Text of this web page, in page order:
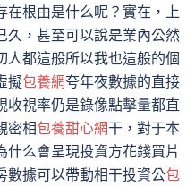
在根由是什么呢？實在，上
久，甚至可以說是業內公然
人都這般所以我也這般的個
擬包養網夸年夜數據的直接
收視率仍是錄像點擊量都直
密相包養甜心網干，對于本
么會呈現投資方花錢買片
數據可以帶動相干投資公包